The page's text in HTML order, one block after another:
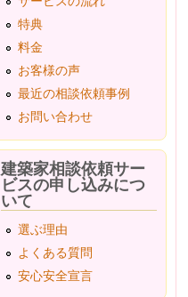
特典
料金
お客様の声
最近の相談依頼事例
お問い合わせ
建築家相談依頼サー
ビスの申し込みにつ
いて
選ぶ理由
よくある質問
安心安全宣言